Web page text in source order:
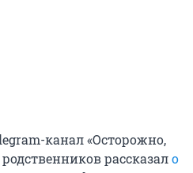
канал «Осторожно,
рассказало